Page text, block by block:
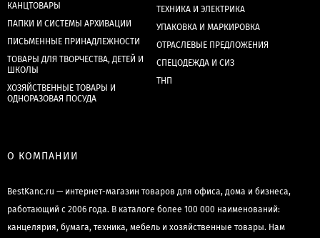
КАНЦТОВАРЫ
ПАПКИ И СИСТЕМЫ АРХИВАЦИИ
ПИСЬМЕННЫЕ ПРИНАДЛЕЖНОСТИ
ТОВАРЫ ДЛЯ ТВОРЧЕСТВА, ДЕТЕЙ И
ШКОЛЫ
ХОЗЯЙСТВЕННЫЕ ТОВАРЫ И
ОДНОРАЗОВАЯ ПОСУДА
ТЕХНИКА И ЭЛЕКТРИКА
УПАКОВКА И МАРКИРОВКА
ОТРАСЛЕВЫЕ ПРЕДЛОЖЕНИЯ
СПЕЦОДЕЖДА И СИЗ
ТНП
О КОМПАНИИ
BestKanc.ru — интернет-магазин товаров для офиса, дома и бизнеса,
работающий с 2006 года. В каталоге более 100 000 наименований:
канцелярия, бумага, техника, мебель и хозяйственные товары. Нам